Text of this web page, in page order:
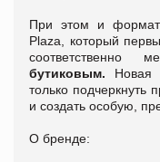
При этом и
Plaza, который
соответственно
бутиковым. Новая
только подчеркнуть
и создать особую,
О бренде: